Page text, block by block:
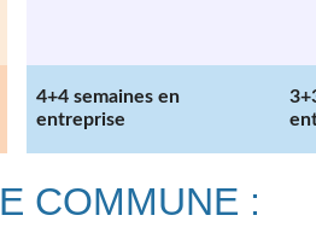
4+4 semaines en
entreprise
COMMUNE :